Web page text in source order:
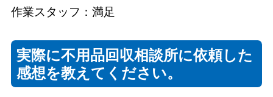
作業スタッフ：満足
実際に不用品回収相談所に依頼した
感想を教えてください。